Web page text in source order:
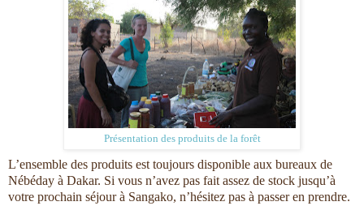
Présentation des produits de la forêt
L’ensemble des produits est toujours disponible aux bureaux de
Nébéday à Dakar. Si vous n’avez pas fait assez de stock jusqu’à
votre prochain séjour à Sangako, n’hésitez pas à passer en prendre.